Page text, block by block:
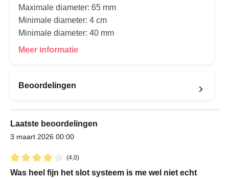
Maximale diameter: 65 mm
Minimale diameter: 4 cm
Minimale diameter: 40 mm
Meer informatie
Beoordelingen
Laatste beoordelingen
3 maart 2026 00:00
(4,0)
Recensie met een waardering van 4 van de 5 sterren
Was heel fijn het slot systeem is me wel niet echt